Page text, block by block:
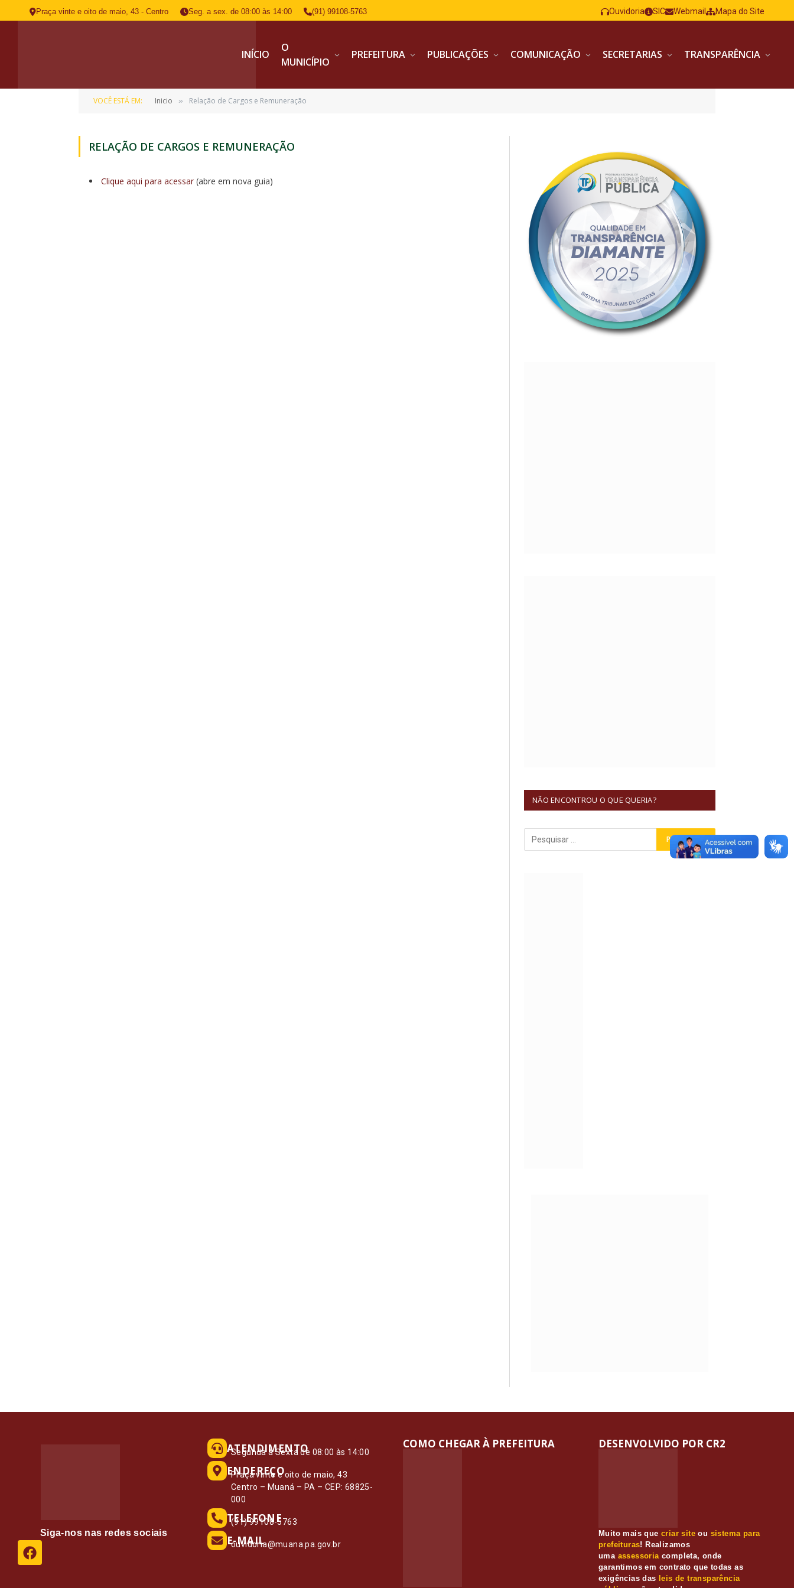
Praça vinte e oito de maio, 43 - Centro Seg. a sex. de 08:00 às 14:00 (91) 99108-5763 Ouvidoria SIC Webmail Mapa do Site
INÍCIO
O
MUNICÍPIO
PREFEITURA PUBLICAÇÕES COMUNICAÇÃO SECRETARIAS TRANSPARÊNCIA
VOCÊ ESTÁ EM: Inicio » Relação de Cargos e Remuneração
RELAÇÃO DE CARGOS E REMUNERAÇÃO
Clique aqui para acessar (abre em nova guia)
NÃO ENCONTROU O QUE QUERIA?
Siga-nos nas redes sociais
ATENDIMENTO
Segunda à Sexta de 08:00 às 14:00
ENDEREÇO
Praça vinte e oito de maio, 43
Centro – Muaná – PA – CEP: 68825-
000
TELEFONE
(91) 99108-5763
E-MAIL
ouvidoria@muana.pa.gov.br
COMO CHEGAR À PREFEITURA
Muito mais quecriar site ou sistema para
prefeituras! Realizamos
uma assessoriacompleta, onde
garantimos em contrato que todas as
exigências das leis de transparência
DESENVOLVIDO POR CR2